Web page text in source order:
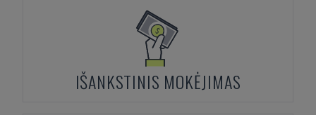
IŠANKSTINIS MOKĖJIMAS